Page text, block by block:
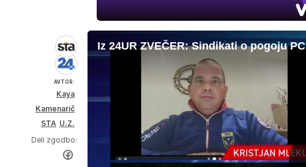
AVTOR:
Kaya
Kamenarič
STA U.Z.
Deli zgodbo:
Iz 24UR ZVEČER: Sindikati o pogoju PC